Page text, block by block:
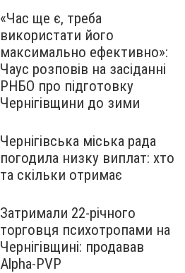
«Час ще є, треба
використати його
максимально ефективно»:
Чаус розповів на засіданні
РНБО про підготовку
Чернігівщини до зими
Чернігівська міська рада
погодила низку виплат: хто
та скільки отримає
Затримали 22-річного
торговця психотропами на
Чернігівщині: продавав
Alpha-PVP